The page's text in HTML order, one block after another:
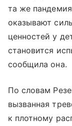
та же
оказывают
ценностей у
становится
сообщила она.
По словам
вызванная
к плотному